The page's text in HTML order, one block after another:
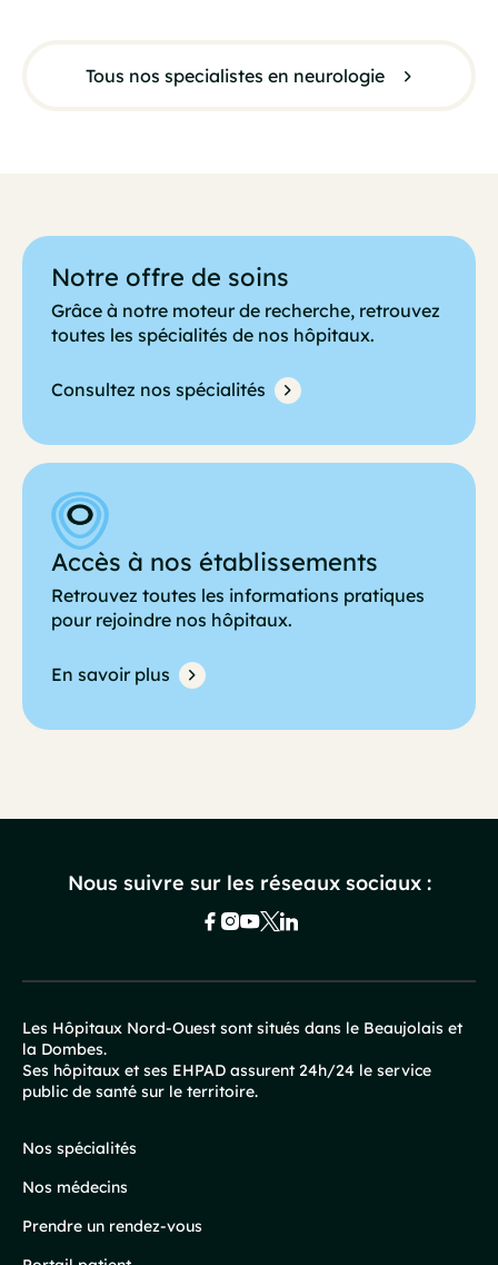
Tous nos specialistes en neurologie
Notre offre de soins
Grâce à notre moteur de recherche, retrouvez
toutes les spécialités de nos hôpitaux.
Consultez nos spécialités
Accès à nos établissements
Retrouvez toutes les informations pratiques
pour rejoindre nos hôpitaux.
En savoir plus
Nous suivre sur les réseaux sociaux :
Pied
de
page
Les Hôpitaux Nord-Ouest sont situés dans le Beaujolais et
la Dombes.
Ses hôpitaux et ses EHPAD assurent 24h/24 le service
public de santé sur le territoire.
Nos spécialités
Nos médecins
Prendre un rendez-vous